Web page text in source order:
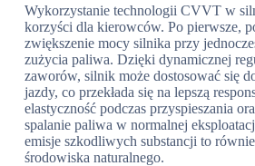
Wykorzystanie technologii CVVT w
korzyści dla kierowców. Po pierwsze,
zwiększenie mocy silnika przy
zużycia paliwa. Dzięki dynamicznej
zaworów, silnik może dostosować się
jazdy, co przekłada się na lepszą
elastyczność podczas przyspieszania
spalanie paliwa w normalnej
emisje szkodliwych substancji to
środowiska naturalnego.